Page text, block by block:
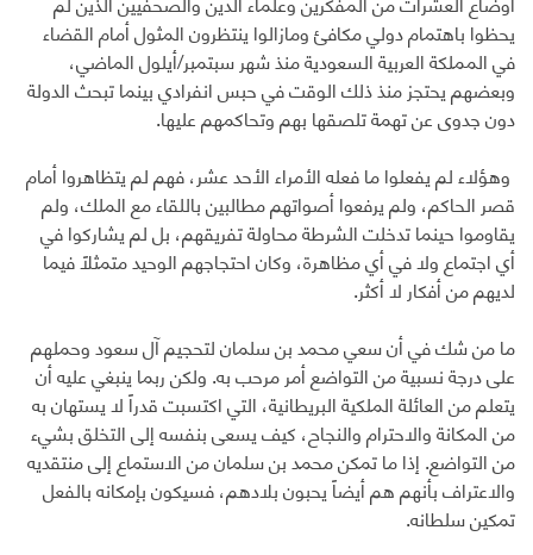
يحظوا باهتمام دولي مكافئ ومازالوا ينتظرون المثول أمام القضاء
في المملكة العربية السعودية منذ شهر سبتمبر/أيلول الماضي،
وبعضهم يحتجز منذ ذلك الوقت في حبس انفرادي بينما تبحث الدولة
دون جدوى عن تهمة تلصقها بهم وتحاكمهم عليها.
وهؤلاء لم يفعلوا ما فعله الأمراء الأحد عشر، فهم لم يتظاهروا أمام
قصر الحاكم، ولم يرفعوا أصواتهم مطالبين باللقاء مع الملك، ولم
يقاوموا حينما تدخلت الشرطة محاولة تفريقهم، بل لم يشاركوا في
أي اجتماع ولا في أي مظاهرة، وكان احتجاجهم الوحيد متمثلاً فيما
لديهم من أفكار لا أكثر.
ما من شك في أن سعي محمد بن سلمان لتحجيم آل سعود وحملهم
على درجة نسبية من التواضع أمر مرحب به. ولكن ربما ينبغي عليه أن
يتعلم من العائلة الملكية البريطانية، التي اكتسبت قدراً لا يستهان به
من المكانة والاحترام والنجاح، كيف يسعى بنفسه إلى التخلق بشيء
من التواضع. إذا ما تمكن محمد بن سلمان من الاستماع إلى منتقديه
والاعتراف بأنهم هم أيضاً يحبون بلادهم، فسيكون بإمكانه بالفعل
تمكين سلطانه.